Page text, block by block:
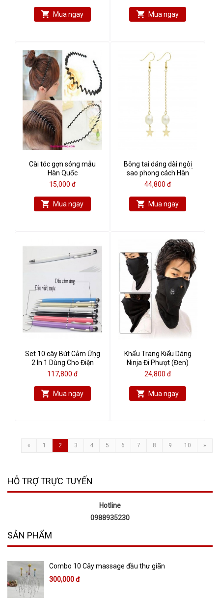
Mua ngay Mua ngay
Cài tóc gợn sóng mẫu
Hàn Quốc
15,000 đ
Mua ngay
Bông tai dáng dài ngôi
sao phong cách Hàn
Quốc
44,800 đ
Mua ngay
Set 10 cây Bút Cảm Ứng
2 In 1 Dùng Cho Điện
Thoại Máy Tính Bảng (
Màu Ngẫu Nhiên)
117,800 đ
Mua ngay
Khẩu Trang Kiểu Dáng
Ninja Đi Phượt (Đen)
24,800 đ
Mua ngay
« 1 2 3 4 5 6 7 8 9 10 »
HỖ TRỢ TRỰC TUYẾN
Hotline
0988935230
SẢN PHẨM
Combo 10 Cây massage đầu thư giãn
300,000 đ